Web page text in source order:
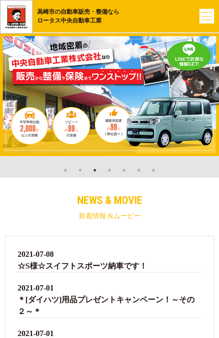
高崎市の自動車販売・整備なら
ロータス中央自動車工業
NEWS & MOVIE
新着情報 &ムービー
2021-07-08
☆S様☆スイフトスポーツ納車です！
2021-07-01
＊[ダイハツ]用品プレゼントキャンペーン！～その
２～＊
2021-07-01